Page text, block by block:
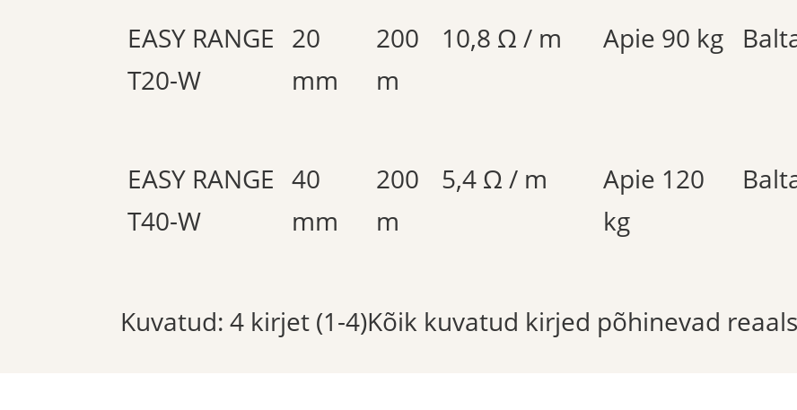
EASY RANGE
T20-W
20
mm
200
m
10,8 Ω / m Apie 90 kg
EASY RANGE
T40-W
40
mm
200
m
5,4 Ω / m
Apie 120
kg
Kuvatud: 4 kirjet (1-4)Kõik kuvatud kirjed põhinevad